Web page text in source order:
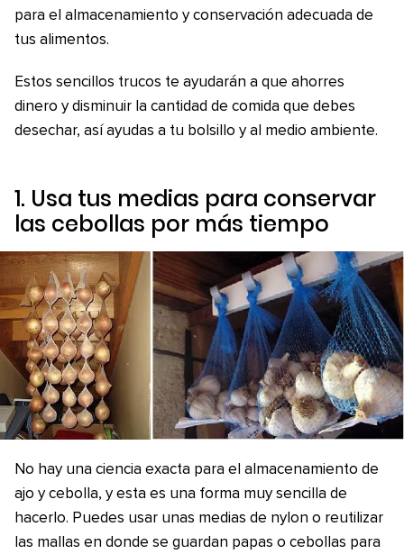
para el almacenamiento y conservación adecuada de
tus alimentos.
Estos sencillos trucos te ayudarán a que ahorres
dinero y disminuir la cantidad de comida que debes
desechar, así ayudas a tu bolsillo y al medio ambiente.
1. Usa tus medias para conservar
las cebollas por más tiempo
No hay una ciencia exacta para el almacenamiento de
ajo y cebolla, y esta es una forma muy sencilla de
hacerlo. Puedes usar unas medias de nylon o reutilizar
las mallas en donde se guardan papas o cebollas para